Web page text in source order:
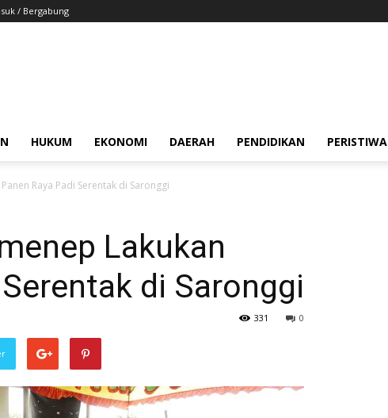
/ Bergabung
HUKUM EKONOMI DAERAH PENDIDIKAN PERISTIWA
Raya Padi Serentak di Saronggi
Lakukan
di Saronggi
0
331